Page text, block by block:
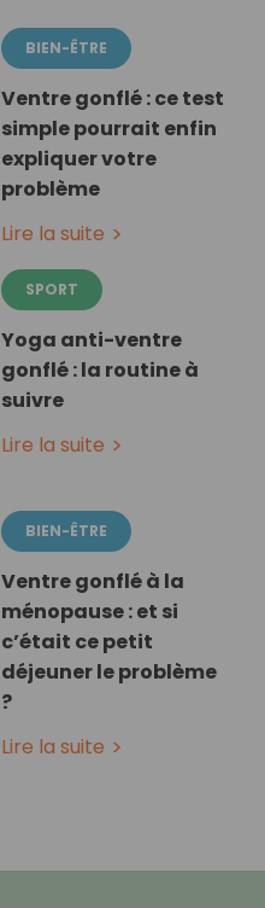
BIEN-ÊTRE
Ventre gonflé : ce test
simple pourrait enfin
expliquer votre
problème
Lire la suite
SPORT
Yoga anti-ventre
gonflé : la routine à
suivre
Lire la suite
BIEN-ÊTRE
Ventre gonflé à la
ménopause : et si
c’était ce petit
déjeuner le problème
?
Lire la suite